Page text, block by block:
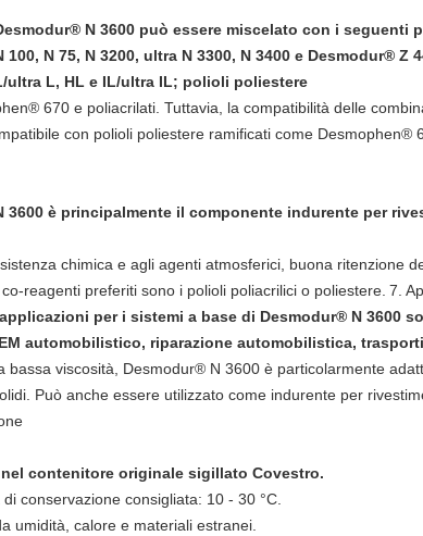
N 3600 può essere miscelato con i
100, N 75, N 3200, ultra N 3300, N 3400 e Desmodur®
ultra L, HL e IL/ultra IL; polioli poliestere
670 e poliacrilati. Tuttavia, la compatibilità delle
con polioli poliestere ramificati come Desmophen®
3600 è principalmente il componente indurente per
chimica e agli agenti atmosferici, buona ritenzione
reagenti preferiti sono i polioli poliacrilici o poliestere. 7.
per i sistemi a base di Desmodur® N 3600
automobilistico, riparazione automobilistica,
bassa viscosità, Desmodur® N 3600 è particolarmente
Può anche essere utilizzato come indurente per
contenitore originale sigillato Covestro.
conservazione consigliata: 10 - 30 °C.
umidità, calore e materiali estranei.